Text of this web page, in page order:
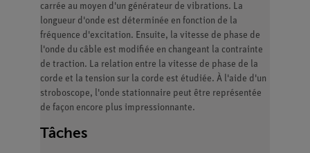
carrée au moyen d'un générateur de vibrations. La
longueur d'onde est déterminée en fonction de la
fréquence d'excitation. Ensuite, la vitesse de phase de
l'onde du câble est modifiée en changeant la contrainte
de traction. La relation entre la vitesse de phase de la
corde et la tension sur la corde est étudiée. À l'aide d'un
stroboscope, l'onde stationnaire peut être représentée
de façon encore plus impressionnante.
Tâches